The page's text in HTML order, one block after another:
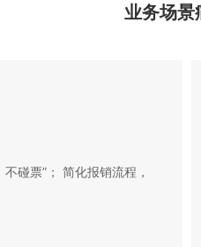
业务场景
碰票”； 简化报销流程，